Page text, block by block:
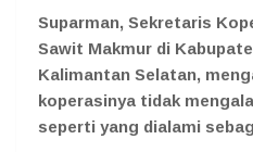
Suparman, Sekretaris
Sawit Makmur di
Kalimantan Selatan,
koperasinya tidak
seperti yang dialami